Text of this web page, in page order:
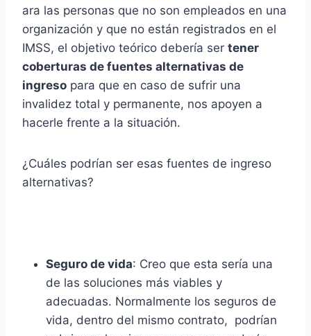
ara las personas que no son empleados en una
organización y que no están registrados en el
IMSS, el objetivo teórico debería ser tener
coberturas de fuentes alternativas de
ingreso para que en caso de sufrir una
invalidez total y permanente, nos apoyen a
hacerle frente a la situación.
¿Cuáles podrían ser esas fuentes de ingreso
alternativas?
Seguro de vida: Creo que esta sería una
de las soluciones más viables y
adecuadas. Normalmente los seguros de
vida, dentro del mismo contrato, podrían